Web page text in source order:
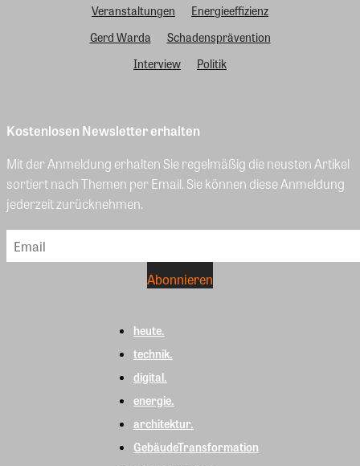
Veranstaltungen
Energieeffizienz
Gerd Warda
Schadensprävention
Interview
Politik
Kostenlosen Newsletter erhalten
Mit der Anmeldung erhalten Sie regelmäßig die neusten Artikel
sortiert nach Themen per Email. Sie können diese Anmeldung
jederzeit zurücknehmen.
heute.
technik.
digital.
energie.
architektur.
GebäudeTransformation